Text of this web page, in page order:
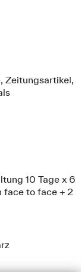
Zeitungsartikel,
10 Tage x 6
face to face + 2